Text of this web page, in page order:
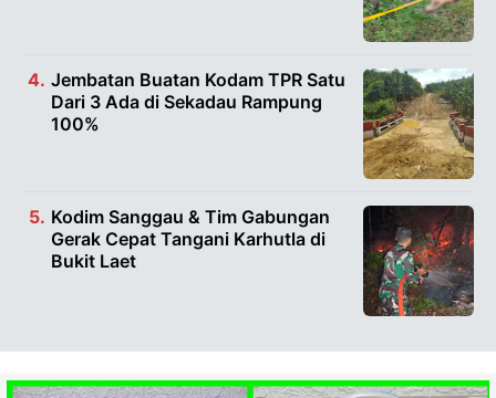
Jembatan Buatan Kodam TPR Satu
Dari 3 Ada di Sekadau Rampung
100%
Kodim Sanggau & Tim Gabungan
Gerak Cepat Tangani Karhutla di
Bukit Laet